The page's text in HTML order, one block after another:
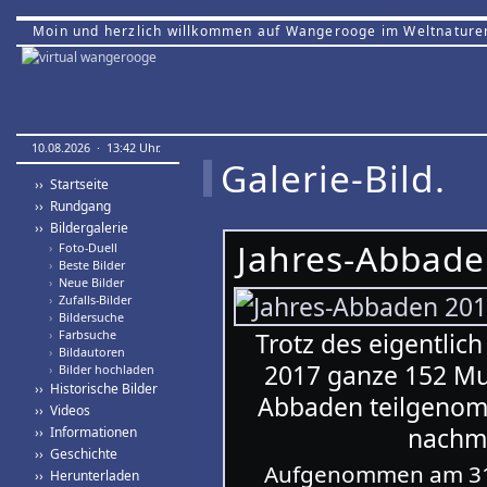
Moin und herzlich willkommen auf Wangerooge im
10.08.2026 · 13:42 Uhr.
›› Startseite
›› Rundgang
›› Bildergalerie
› Foto-Duell
› Beste Bilder
› Neue Bilder
› Zufalls-Bilder
› Bildersuche
› Farbsuche
› Bildautoren
› Bilder hochladen
›› Historische Bilder
›› Videos
›› Informationen
›› Geschichte
›› Herunterladen
Galerie-Bild.
Jahres-
Trotz des
2017 ganze 152
Abbaden
Aufgenommen am